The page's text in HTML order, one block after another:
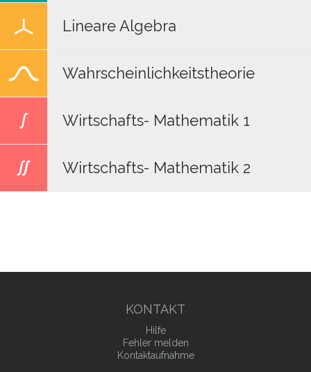
Lineare Algebra
Wahrscheinlichkeitstheorie
Wirtschafts- Mathematik 1
Wirtschafts- Mathematik 2
KONTAKT
Hilfe
Fehler melden
Kontaktaufnahme